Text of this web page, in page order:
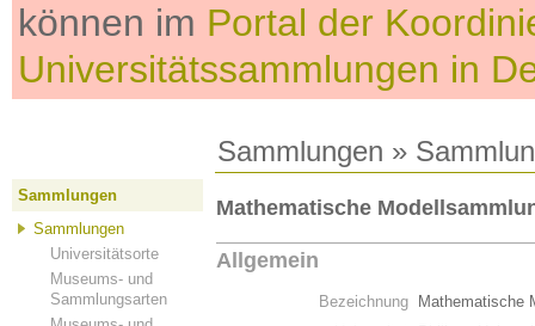
können im Portal der
Universitätssammlungen in
Sammlungen »
Sammlungen
Sammlungen
Universitätsorte
Museums- und
Sammlungsarten
Mathematische
Allgemein
Bezeichnung
Mathematische